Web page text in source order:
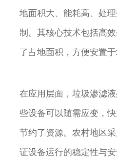
地面积大、能耗高、处
制。其核心技术包括高
了占地面积，方便安置
在应用层面，垃圾渗滤
些设备可以随需应变，
节约了资源。农村地区
证设备运行的稳定性与